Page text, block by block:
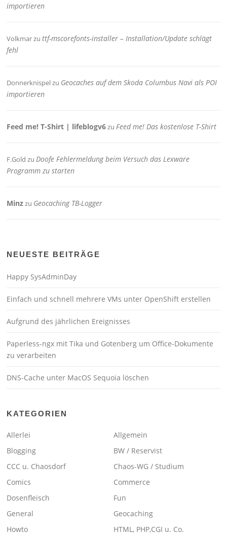
importieren
Volkmarzuttf-mscorefonts-installer – Installation/Update schlägt
fehl
Donnerknispelzu Geocaches auf dem Skoda Columbus Navi als POI
importieren
Feed me! T-Shirt | lifeblogv6zuFeed me! Das kostenlose T-Shirt
F.Gold zuDoofe Fehlermeldung beim Versuch das Lexware
Programm zu starten
Minzzu Geocaching TB-Logger
NEUESTE BEITRÄGE
Happy SysAdminDay
Einfach und schnell mehrere VMs unter OpenShift erstellen
Aufgrund des jährlichen Ereignisses
Paperless-ngx mit Tika und Gotenberg um Office-Dokumente
zu verarbeiten
DNS-Cache unter MacOS Sequoia löschen
KATEGORIEN
Allerlei
Allgemein
Blogging
BW / Reservist
CCC u. Chaosdorf
Chaos-WG / Studium
Comics
Commerce
Dosenfleisch
Fun
General
Geocaching
Howto
HTML, PHP,CGI u. Co.